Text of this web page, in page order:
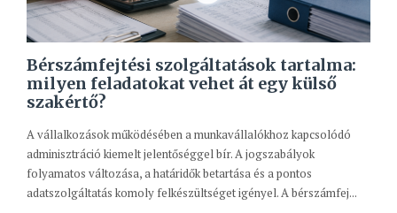
Bérszámfejtési szolgáltatások tartalma:
milyen feladatokat vehet át egy külső
szakértő?
A vállalkozások működésében a munkavállalókhoz kapcsolódó
adminisztráció kiemelt jelentőséggel bír. A jogszabályok
folyamatos változása, a határidők betartása és a pontos
adatszolgáltatás komoly felkészültséget igényel. A bérszámfej...